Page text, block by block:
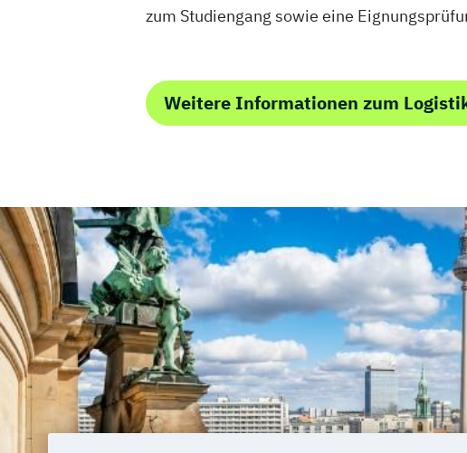
zum Studiengang sowie eine
Weitere Informationen zum